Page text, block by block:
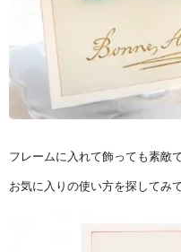
フレームに入れて飾っても素敵で
お気に入りの使い方を探してみ